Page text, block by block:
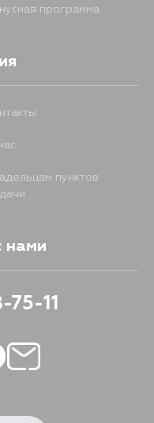
программа
пунктов
нами
75-11